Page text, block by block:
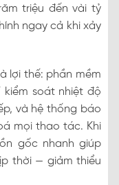
triệu đến vài tỷ
ngay cả khi xảy
lợi thế: phần mềm
kiểm soát nhiệt độ
và hệ thống báo
mọi thao tác. Khi
gốc nhanh giúp
thời — giảm thiểu